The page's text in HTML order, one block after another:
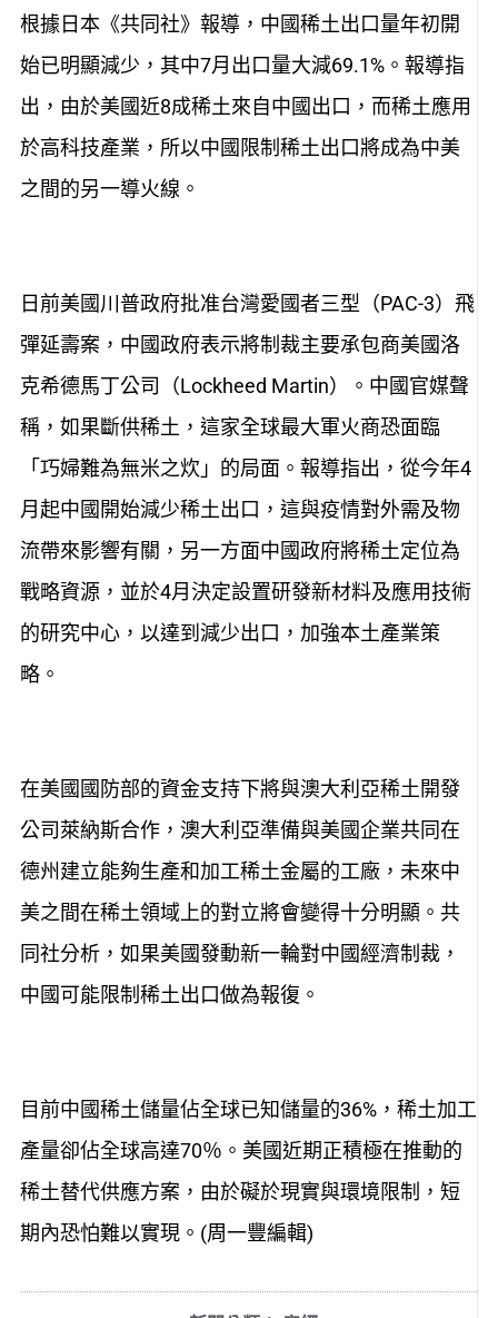
根據日本《共同社》報導，中國稀土出口量年初開
始已明顯減少，其中7月出口量大減69.1%。報導指
出，由於美國近8成稀土來自中國出口，而稀土應用
於高科技產業，所以中國限制稀土出口將成為中美
之間的另一導火線。
日前美國川普政府批准台灣愛國者三型（PAC-3）飛
彈延壽案，中國政府表示將制裁主要承包商美國洛
克希德馬丁公司（Lockheed Martin）。中國官媒聲
稱，如果斷供稀土，這家全球最大軍火商恐面臨
「巧婦難為無米之炊」的局面。報導指出，從今年4
月起中國開始減少稀土出口，這與疫情對外需及物
流帶來影響有關，另一方面中國政府將稀土定位為
戰略資源，並於4月決定設置研發新材料及應用技術
的研究中心，以達到減少出口，加強本土產業策
略。
在美國國防部的資金支持下將與澳大利亞稀土開發
公司萊納斯合作，澳大利亞準備與美國企業共同在
德州建立能夠生產和加工稀土金屬的工廠，未來中
美之間在稀土領域上的對立將會變得十分明顯。共
同社分析，如果美國發動新一輪對中國經濟制裁，
中國可能限制稀土出口做為報復。
目前中國稀土儲量佔全球已知儲量的36%，稀土加工
產量卻佔全球高達70％。美國近期正積極在推動的
稀土替代供應方案，由於礙於現實與環境限制，短
期內恐怕難以實現。(周一豐編輯)